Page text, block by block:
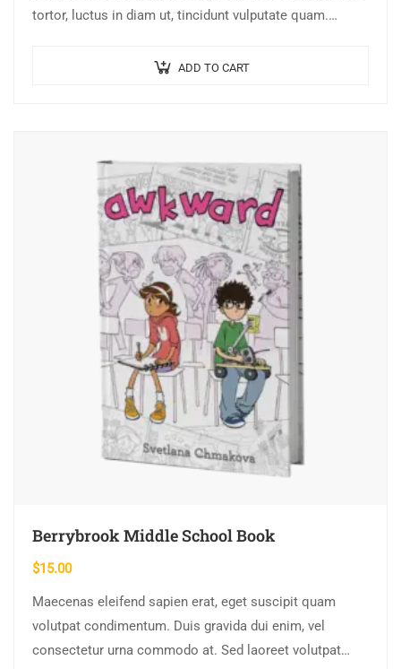
tortor, luctus in diam ut, tincidunt vulputate quam.
ADD TO CART
Berrybrook Middle School Book
$15.00
Maecenas eleifend sapien erat, eget suscipit quam
volutpat condimentum. Duis gravida dui enim, vel
consectetur urna commodo at. Sed laoreet volutpat